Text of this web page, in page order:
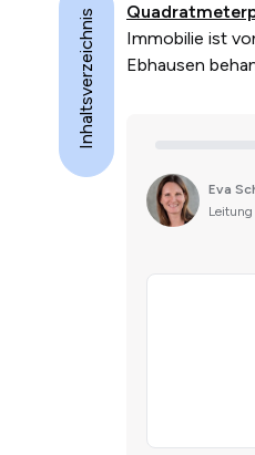
Immobilie ist
Ebhausen
Inhaltsverzeichnis